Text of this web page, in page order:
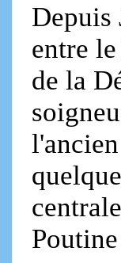
Depuis
entre
de la